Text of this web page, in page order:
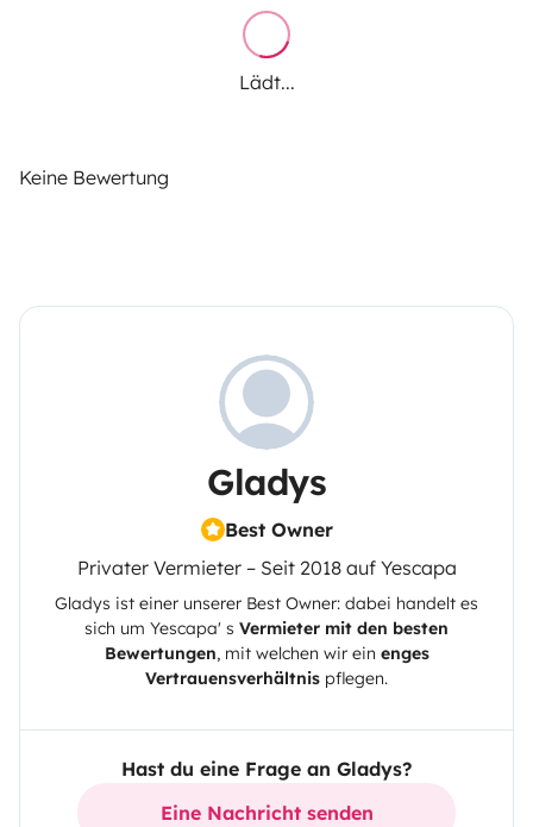
Lädt...
Keine Bewertung
Gladys
Best Owner
Privater Vermieter – Seit 2018 auf Yescapa
Gladys ist einer unserer Best Owner: dabei handelt es
sich um Yescapa' s Vermieter mit den besten
Bewertungen, mit welchen wir ein enges
Vertrauensverhältnis pflegen.
Hast du eine Frage an Gladys?
Eine Nachricht senden